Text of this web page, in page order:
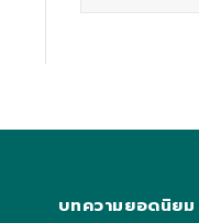
บทความยอดนิยม